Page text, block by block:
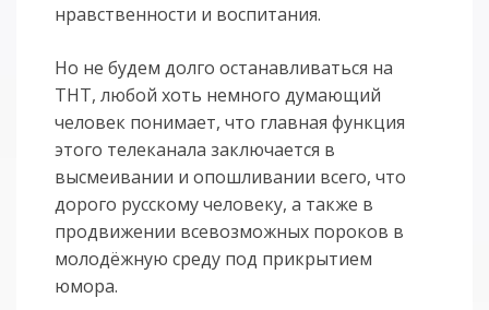
нравственности и воспитания.
Но не будем долго останавливаться на
ТНТ, любой хоть немного думающий
человек понимает, что главная функция
этого телеканала заключается в
высмеивании и опошливании всего, что
дорого русскому человеку, а также в
продвижении всевозможных пороков в
молодёжную среду под прикрытием
юмора.